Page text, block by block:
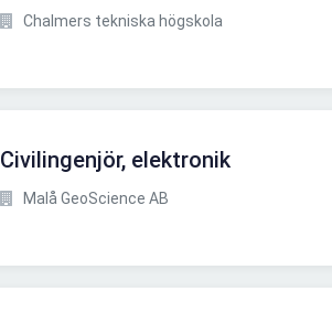
Chalmers tekniska högskola
Civilingenjör, elektronik
Malå GeoScience AB